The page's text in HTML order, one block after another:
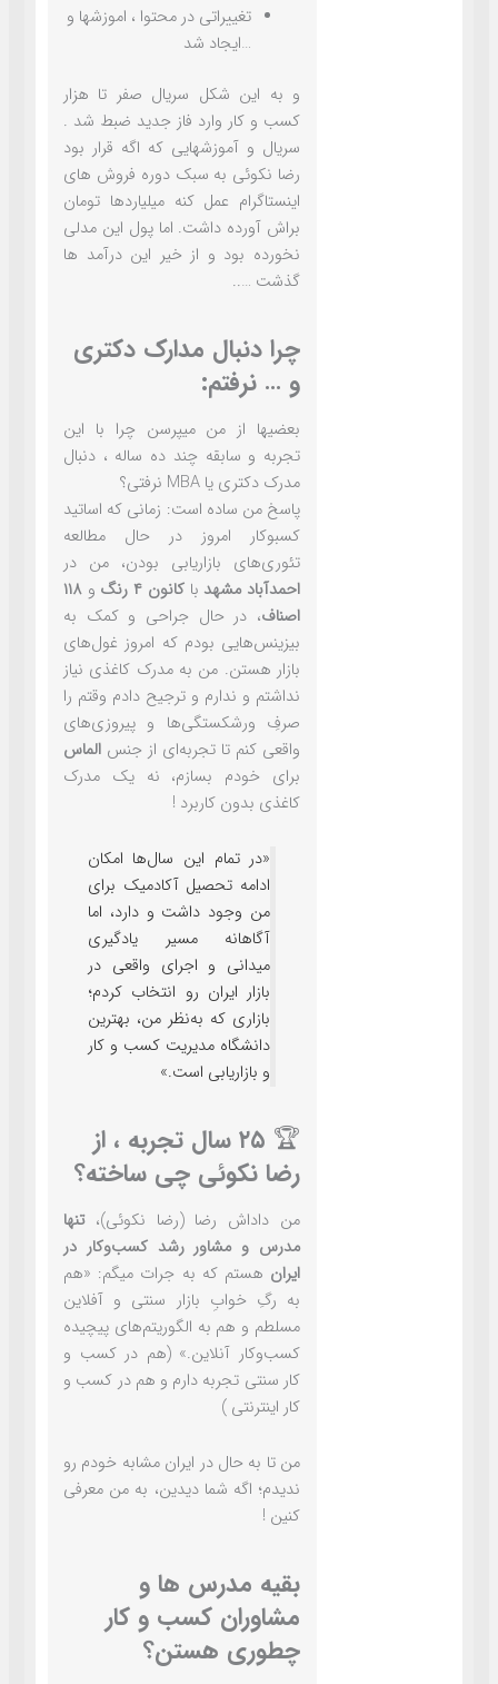
تغییراتی در محتوا ، اموزشها و
…ایجاد شد
و به این شکل سریال صفر تا هزار
کسب و کار وارد فاز جدید ضبط شد .
سریال و آموزشهایی که اگه قرار بود
رضا نکوئی به سبک دوره فروش های
اینستاگرام عمل کنه میلیاردها تومان
براش آورده داشت. اما پول این مدلی
نخورده بود و از خیر این درآمد ها
گذشت …..
چرا دنبال مدارک دکتری
و … نرفتم:
بعضیها از من میپرسن چرا با این
تجربه و سابقه چند ده ساله ، دنبال
مدرک دکتری یا MBA نرفتی؟
پاسخ من ساده است: زمانی که اساتید
کسبوکار امروز در حال مطالعه
تئوری‌های بازاریابی بودن، من در
احمدآباد مشهد باکانون ۴ رنگ و ۱۱۸
اصناف، در حال جراحی و کمک به
بیزینس‌هایی بودم که امروز غول‌های
بازار هستن. من به مدرک کاغذی نیاز
نداشتم و ندارم و ترجیح دادم وقتم را
صرفِ ورشکستگی‌ها و پیروزی‌های
واقعی کنم تا تجربه‌ای از جنس الماس
برای خودم بسازم، نه یک مدرک
کاغذی بدون کاربرد !
«در تمام این سال‌ها امکان
ادامه تحصیل آکادمیک برای
من وجود داشت و دارد، اما
آگاهانه مسیر یادگیری
میدانی و اجرای واقعی در
بازار ایران رو انتخاب کردم؛
بازاری که به‌نظر من، بهترین
دانشگاه مدیریت کسب و کار
و بازاریابی است.»
🏆 ۲۵ سال تجربه ، از
رضا نکوئی چی ساخته؟
من داداش رضا (رضا نکوئی)،تنها
مدرس و مشاور رشد کسب‌وکار در
ایران هستم که به جرات میگم: «هم
به رگِ خوابِ بازار سنتی و آفلاین
مسلطم و هم به الگوریتم‌های پیچیده
کسب‌وکار آنلاین.» (هم در کسب و
کار سنتی تجربه دارم و هم در کسب و
کار اینترنتی )
من تا به حال در ایران مشابه خودم رو
ندیدم؛ اگه شما دیدین، به من معرفی
کنین !
بقیه مدرس ها و
مشاوران کسب و کار
چطوری هستن؟